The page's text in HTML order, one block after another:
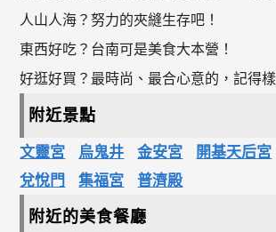
人山人海？努力的夾縫生存吧！
東西好吃？台南可是美食大本營！
好逛好買？最時尚、最合心意的，記得樣
附近景點
文靈宮 烏鬼井 金安宮 開基天后宮
兌悅門
集福宮 普濟殿
附近的美食餐廳